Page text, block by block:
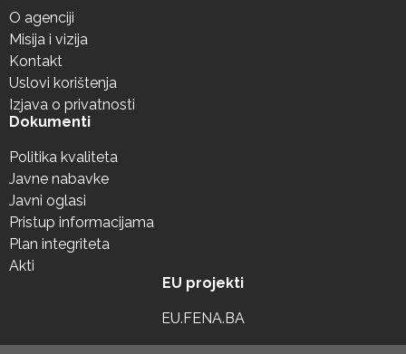
O agenciji
Misija i vizija
Kontakt
Uslovi korištenja
Izjava o privatnosti
Dokumenti
Politika kvaliteta
Javne nabavke
Javni oglasi
Pristup informacijama
Plan integriteta
Akti
EU projekti
EU.FENA.BA